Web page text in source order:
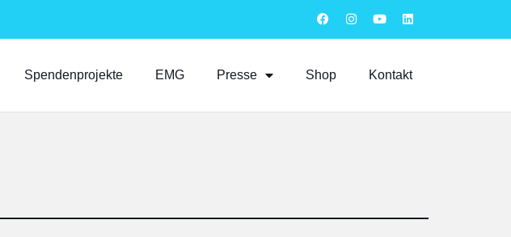
Spendenprojekte EMG Presse Shop Kontakt